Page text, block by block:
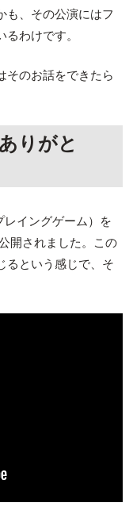
も、その公演にはフ
わけです。
そのお話をできたら
りがと
イングゲーム）を
開されました。この
るという感じで、そ